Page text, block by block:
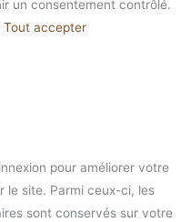
un consentement contrôlé.
Tout accepter
pour améliorer votre
le site. Parmi ceux-ci, les
sont conservés sur votre